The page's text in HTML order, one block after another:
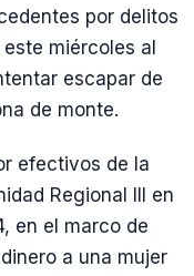
por delitos
miércoles al
escapar de
de monte.
efectivos de la
Regional III en
en el marco de
a una mujer